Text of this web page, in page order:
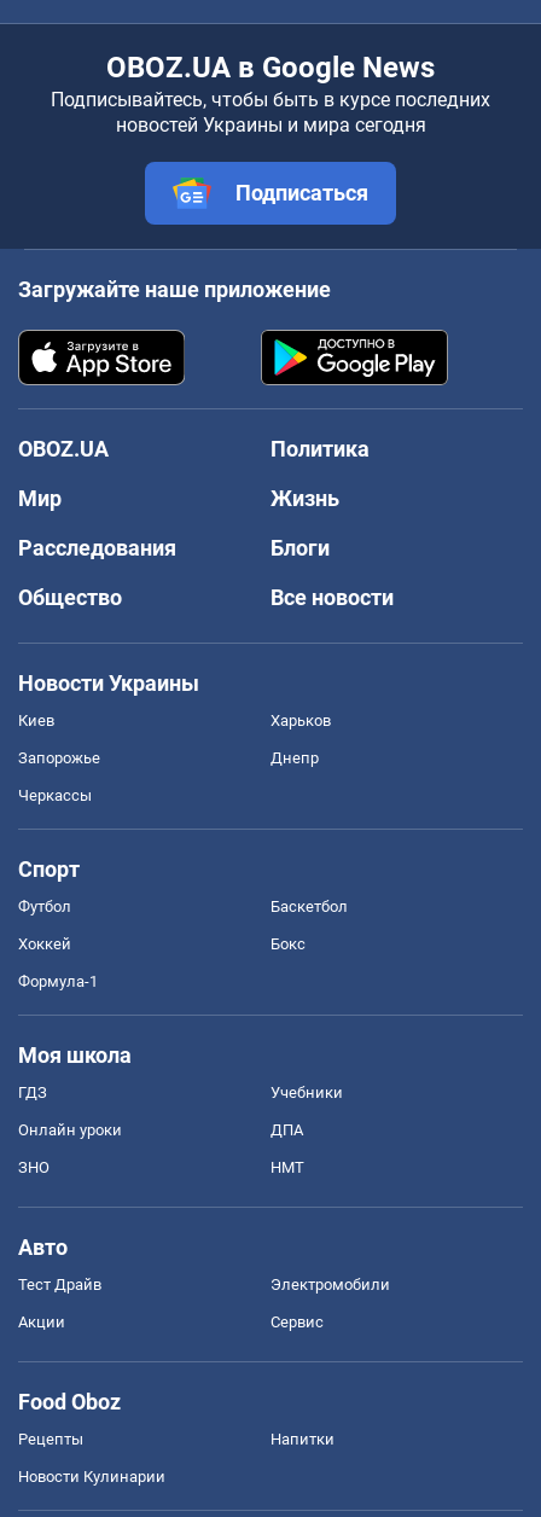
OBOZ.UA в Google News
Подписывайтесь, чтобы быть в курсе последних
новостей Украины и мира сегодня
Подписаться
Загружайте наше приложение
OBOZ.UA
Политика
Мир
Жизнь
Расследования
Блоги
Общество
Все новости
Новости Украины
Киев Харьков
Запорожье Днепр
Черкассы
Спорт
Футбол Баскетбол
Хоккей Бокс
Формула-1
Моя школа
ГДЗ Учебники
Онлайн уроки ДПА
ЗНО НМТ
Авто
Тест Драйв Электромобили
Акции Сервис
Food Oboz
Рецепты Напитки
Новости Кулинарии